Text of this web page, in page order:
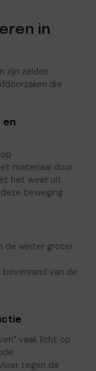
in
zijn zelden
die
en
materiaal door
het weer uit.
beweging
de winter groter
bovenrand van de
vaak licht op
tegen de